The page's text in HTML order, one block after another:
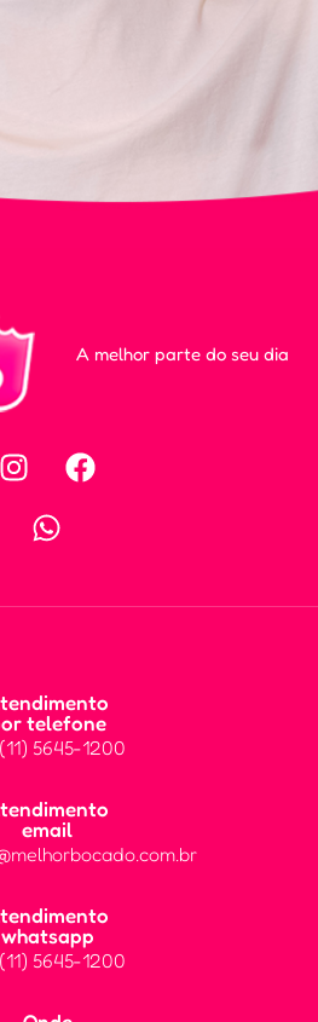
A melhor parte do seu dia
telefone
(11) 5645-1200
email
whatsapp
(11) 5645-1200